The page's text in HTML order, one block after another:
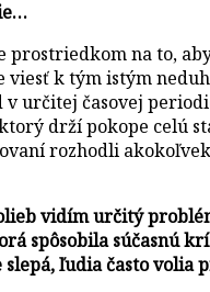
na to,
k tým istým
určitej časovej
drží pokope celú
rozhodli
vidím určitý
súčasnú
ľudia často volia